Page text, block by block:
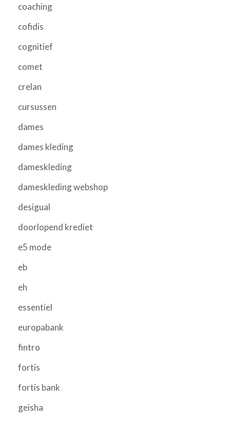
coaching
cofidis
cognitief
comet
crelan
cursussen
dames
dames kleding
dameskleding
dameskleding webshop
desigual
doorlopend krediet
e5 mode
eb
eh
essentiel
europabank
fintro
fortis
fortis bank
geisha